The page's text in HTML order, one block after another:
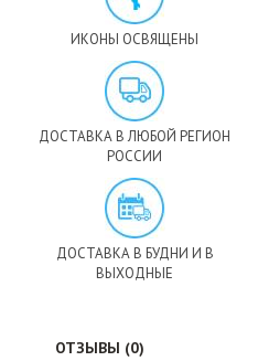
ИКОНЫ ОСВЯЩЕНЫ
ДОСТАВКА В ЛЮБОЙ РЕГИОН
РОССИИ
ДОСТАВКА В БУДНИ И В
ВЫХОДНЫЕ
ОТЗЫВЫ (0)